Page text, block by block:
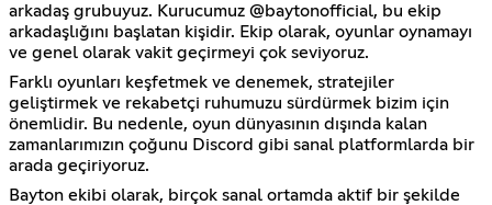
arkadaş grubuyuz. Kurucumuz @baytonofficial, bu ekip
arkadaşlığını başlatan kişidir. Ekip olarak, oyunlar oynamayı
ve genel olarak vakit geçirmeyi çok seviyoruz.
Farklı oyunları keşfetmek ve denemek, stratejiler
geliştirmek ve rekabetçi ruhumuzu sürdürmek bizim için
önemlidir. Bu nedenle, oyun dünyasının dışında kalan
zamanlarımızın çoğunu Discord gibi sanal platformlarda bir
arada geçiriyoruz.
Bayton ekibi olarak, birçok sanal ortamda aktif bir şekilde